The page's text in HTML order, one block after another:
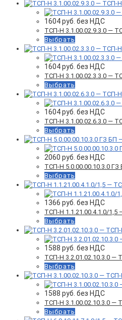
1604руб. без НДС
ТСП-Н 3.1.00.02.9.3.0 —
Выбрать
1604руб. без НДС
ТСП-Н 3.1.00.02.3.3.0 —
Выбрать
1604руб. без НДС
ТСП-Н 3.1.00.02.6.3.0 —
Выбрать
2060 руб. без НДС
ТСП-Н 5.0.00.00.10.3.0
Выбрать
1366 руб. без НДС
ТСП-Н 1.1.21.00.4.1.0/1,5
Выбрать
1588 руб. без НДС
ТСП-Н 3.2.01.02.10.3.0 —
Выбрать
1588 руб. без НДС
ТСП-Н 3.1.00.02.10.3.0 —
Выбрать